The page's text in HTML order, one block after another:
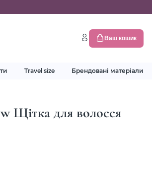
Ваш кошик
Travel size Брендовані матеріали
Щітка для волосся